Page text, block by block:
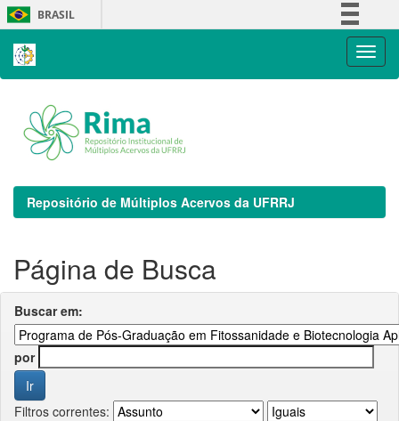
Skip
navigation
BRASIL
Repositório de Múltiplos Acervos da UFRRJ
Página de Busca
Buscar em:
por
Filtros correntes: